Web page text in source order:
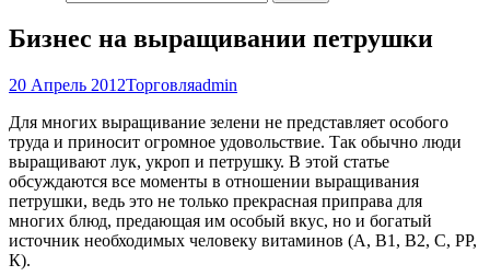
Бизнес на выращивании петрушки
20 Апрель 2012Торговляadmin
Для многих выращивание зелени не представляет особого
труда и приносит огромное удовольствие. Так обычно люди
выращивают лук, укроп и петрушку. В этой статье
обсуждаются все моменты в отношении выращивания
петрушки, ведь это не только прекрасная приправа для
многих блюд, предающая им особый вкус, но и богатый
источник необходимых человеку витаминов (А, В1, В2, С, РР,
К).